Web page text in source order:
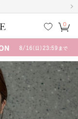
お気
に入
カー
ト
0